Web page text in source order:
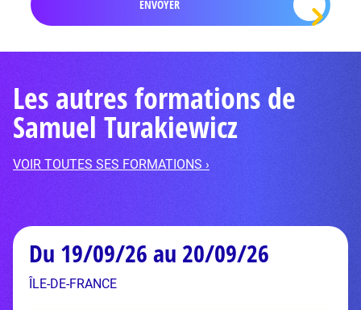
Les autres formations de
Samuel Turakiewicz
VOIR TOUTES SES FORMATIONS ›
Du 19/09/26 au 20/09/26
ÎLE-DE-FRANCE